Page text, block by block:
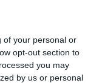
of your personal or
opt-out section to
you may
by us or personal
ahol 3
Ugyanakkor
Több mint 450